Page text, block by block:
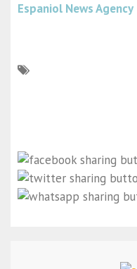
Espaniol News Agency